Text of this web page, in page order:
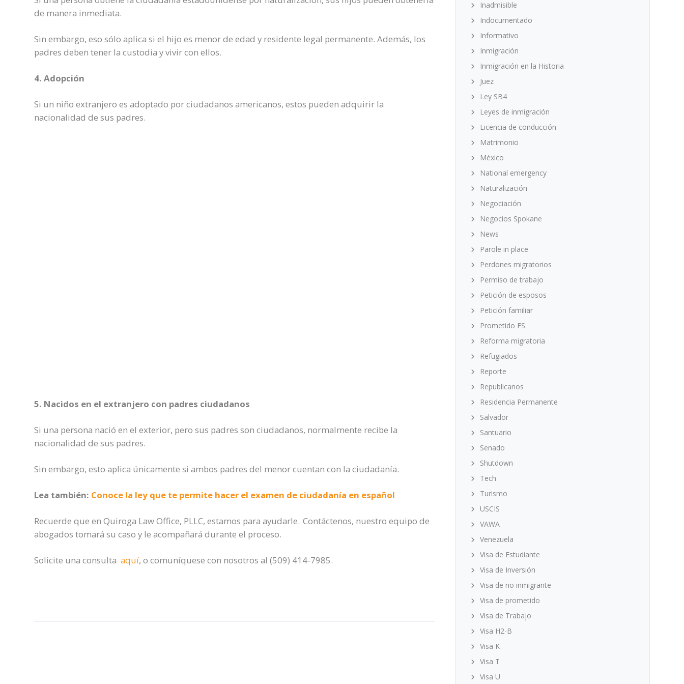
de manera inmediata.
Sin embargo, eso sólo aplica si el hijo es menor de edad y residente legal permanente. Además, los
padres deben tener la custodia y vivir con ellos.
4. Adopción
Si un niño extranjero es adoptado por ciudadanos americanos, estos pueden adquirir la
nacionalidad de sus padres.
5. Nacidos en el extranjero con padres ciudadanos
Si una persona nació en el exterior, pero sus padres son ciudadanos, normalmente recibe la
nacionalidad de sus padres.
Sin embargo, esto aplica únicamente si ambos padres del menor cuentan con la ciudadanía.
Lea también: Conoce la ley que te permite hacer el examen de ciudadanía en español
Recuerde que en Quiroga Law Office, PLLC, estamos para ayudarle. Contáctenos, nuestro equipo de
abogados tomará su caso y le acompañará durante el proceso.
Solicite una consulta aquí, o comuníquese con nosotros al (509) 414-7985.
Inadmisible
Indocumentado
Informativo
Inmigración
Inmigración en la Historia
Juez
Ley SB4
Leyes de inmigración
Licencia de conducción
Matrimonio
México
National emergency
Naturalización
Negociación
Negocios Spokane
News
Parole in place
Perdones migratorios
Permiso de trabajo
Petición de esposos
Petición familiar
Prometido ES
Reforma migratoria
Refugiados
Reporte
Republicanos
Residencia Permanente
Salvador
Santuario
Senado
Shutdown
Tech
Turismo
USCIS
VAWA
Venezuela
Visa de Estudiante
Visa de Inversión
Visa de no inmigrante
Visa de prometido
Visa de Trabajo
Visa H2-B
Visa K
Visa T
Visa U